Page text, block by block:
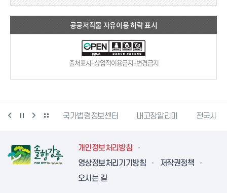
공공저작물 자유이용 허락 표시
출처표시+상업적이용금지+변경금지
문서24 국가법령정보센터 내고장알리미 전국시장
개인정보처리방침
영상정보처리기기방침
저작권정책
오시는 길